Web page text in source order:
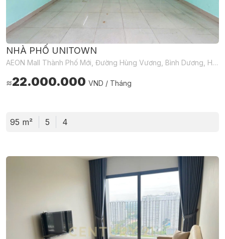
NHÀ PHỐ UNITOWN
AEON Mall Thành Phố Mới, Đường Hùng Vương, Bình Dương, Hồ Chí Minh, Việt Nam
≈22.000.000 VND / Tháng
95 m² 5 4